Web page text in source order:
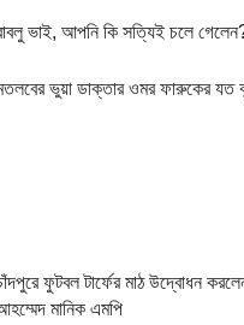
ভাই, আপনি কি সত্যিই চলে
ভুয়া ডাক্তার ওমর ফারুকের যত
ফুটবল টার্ফের মাঠ উদ্বোধন
মানিক এমপি